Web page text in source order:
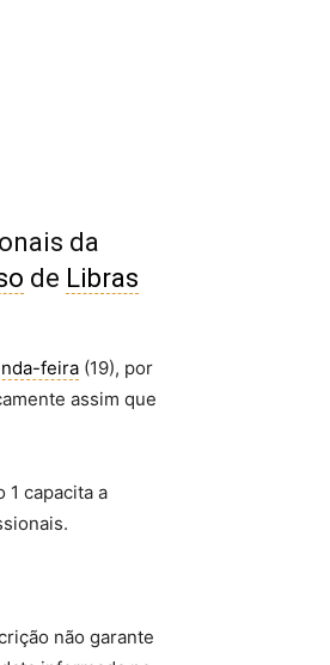
da
de Libras
feira (19), por
assim que
1 capacita a
não garante